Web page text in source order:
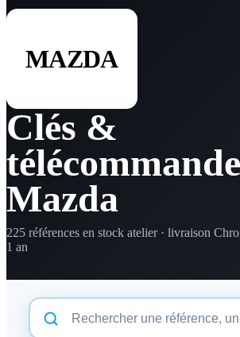
MAZDA
Clés &
Mazda
225 références en stock atelier · livraison
1 an